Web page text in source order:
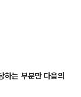
는 부분만 다음의